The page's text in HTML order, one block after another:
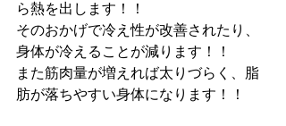
ら熱を出します！！
そのおかげで冷え性が改善されたり、
身体が冷えることが減ります！！
また筋肉量が増えれば太りづらく、脂
肪が落ちやすい身体になります！！